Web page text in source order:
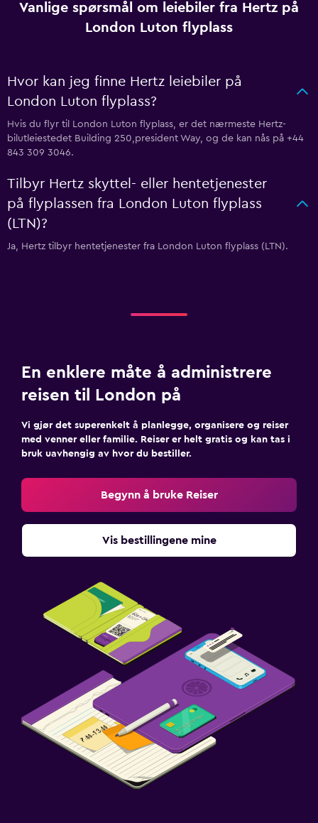
Vanlige spørsmål om leiebiler fra Hertz på
London Luton flyplass
Hvor kan jeg finne Hertz leiebiler på
London Luton flyplass?
Hvis du flyr til London Luton flyplass, er det nærmeste Hertz-
bilutleiestedet Building 250,president Way, og de kan nås på +44
843 309 3046.
Tilbyr Hertz skyttel- eller hentetjenester
på flyplassen fra London Luton flyplass
(LTN)?
Ja, Hertz tilbyr hentetjenester fra London Luton flyplass (LTN).
En enklere måte å administrere
reisen til London på
Vi gjør det superenkelt å planlegge, organisere og reiser
med venner eller familie. Reiser er helt gratis og kan tas i
bruk uavhengig av hvor du bestiller.
Begynn å bruke Reiser
Vis bestillingene mine